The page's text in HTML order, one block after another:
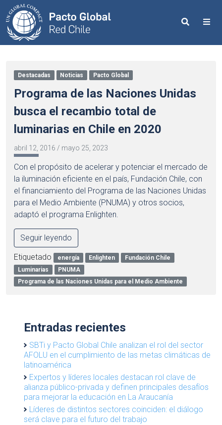
Search
Destacadas Noticias Pacto Global
Programa de las Naciones Unidas
busca el recambio total de
luminarias en Chile en 2020
abril 12, 2016 / mayo 25, 2023
Con el propósito de acelerar y potenciar el mercado de
la iluminación eficiente en el país, Fundación Chile, con
el financiamiento del Programa de las Naciones Unidas
para el Medio Ambiente (PNUMA) y otros socios,
adaptó el programa Enlighten.
Seguir leyendo
Etiquetado energía Enlighten
Fundación Chile
Luminarias
PNUMA
Programa de las Naciones Unidas para el Medio Ambiente
Entradas recientes
SBTi y Pacto Global Chile analizan el rol del sector
AFOLU en el cumplimiento de las metas climáticas de
latinoamérica
Expertos y líderes locales destacan rol clave de
alianza público-privada y definen principales desafíos
para mejorar la educación en La Araucanía
Líderes de distintos sectores coinciden: el diálogo
será clave para el futuro del trabajo